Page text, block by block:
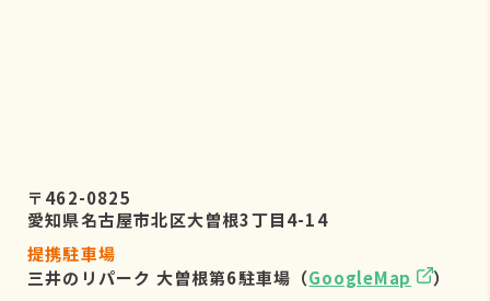
〒462-0825
愛知県名古屋市北区大曽根3丁目4-14
提携駐車場
三井のリパーク 大曽根第6駐車場（GoogleMap
）